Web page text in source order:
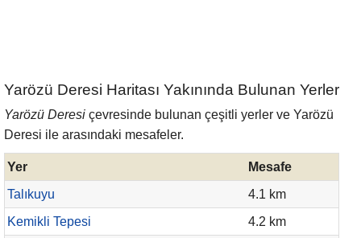
Yarözü Deresi Haritası Yakınında Bulunan Yerler
Yarözü Deresi çevresinde bulunan çeşitli yerler ve Yarözü
Deresi ile arasındaki mesafeler.
Yer
Mesafe
Talıkuyu
4.1 km
Kemikli Tepesi
4.2 km